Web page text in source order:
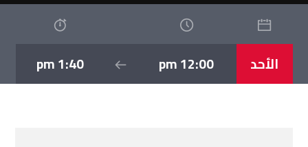
الأحد 12:00 pm
1:40 pm